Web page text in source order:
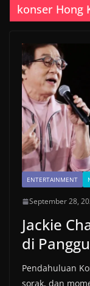
konser Hong
ENTERTAINMENT
September 28,
Jackie
di
Pendahuluan
sorak, dan